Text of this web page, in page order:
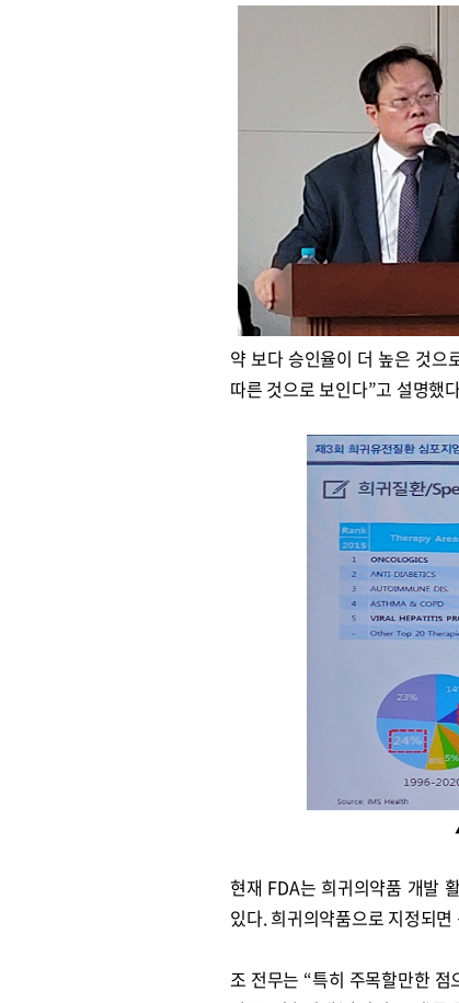
약 보다 승인율이 더 높은 것으
따른 것으로 보인다”고 설명했
현재 FDA는 희귀의약품 개발
있다. 희귀의약품으로 지정되
조 전무는 “특히 주목할만한